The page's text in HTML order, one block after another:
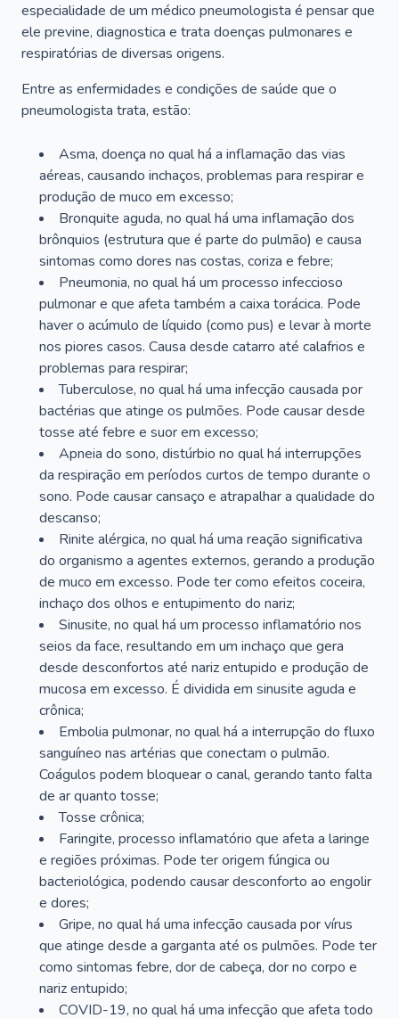
especialidade de um médico pneumologista é pensar que
ele previne, diagnostica e trata doenças pulmonares e
respiratórias de diversas origens.
Entre as enfermidades e condições de saúde que o
pneumologista trata, estão:
Asma, doença no qual há a inflamação das vias
aéreas, causando inchaços, problemas para respirar e
produção de muco em excesso;
Bronquite aguda, no qual há uma inflamação dos
brônquios (estrutura que é parte do pulmão) e causa
sintomas como dores nas costas, coriza e febre;
Pneumonia, no qual há um processo infeccioso
pulmonar e que afeta também a caixa torácica. Pode
haver o acúmulo de líquido (como pus) e levar à morte
nos piores casos. Causa desde catarro até calafrios e
problemas para respirar;
Tuberculose, no qual há uma infecção causada por
bactérias que atinge os pulmões. Pode causar desde
tosse até febre e suor em excesso;
Apneia do sono, distúrbio no qual há interrupções
da respiração em períodos curtos de tempo durante o
sono. Pode causar cansaço e atrapalhar a qualidade do
descanso;
Rinite alérgica, no qual há uma reação significativa
do organismo a agentes externos, gerando a produção
de muco em excesso. Pode ter como efeitos coceira,
inchaço dos olhos e entupimento do nariz;
Sinusite, no qual há um processo inflamatório nos
seios da face, resultando em um inchaço que gera
desde desconfortos até nariz entupido e produção de
mucosa em excesso. É dividida em sinusite aguda e
crônica;
Embolia pulmonar, no qual há a interrupção do fluxo
sanguíneo nas artérias que conectam o pulmão.
Coágulos podem bloquear o canal, gerando tanto falta
de ar quanto tosse;
Tosse crônica;
Faringite, processo inflamatório que afeta a laringe
e regiões próximas. Pode ter origem fúngica ou
bacteriológica, podendo causar desconforto ao engolir
e dores;
Gripe, no qual há uma infecção causada por vírus
que atinge desde a garganta até os pulmões. Pode ter
como sintomas febre, dor de cabeça, dor no corpo e
nariz entupido;
COVID-19, no qual há uma infecção que afeta todo